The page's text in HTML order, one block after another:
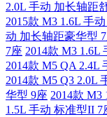
2.0L 手动 加长轴距
2015款 M3 1.6L 手
动 加长轴距豪华型
7座 2014款 M3 1.6L
2014款 M5 QA 2.4L
2014款 M5 Q3 2.0L
华型 9座 2014款 M3
1.5L 手动 标准型II 7